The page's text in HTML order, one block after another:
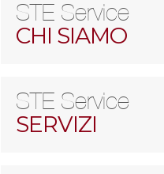
STE Service
CHI SIAMO
STE Service
SERVIZI